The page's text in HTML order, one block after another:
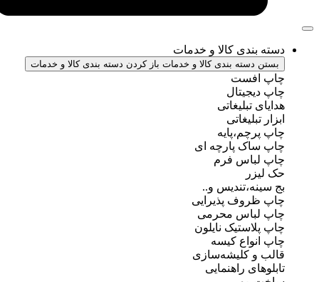
کالا و خدمات
بندی کالا و خدمات باز کردن دسته بندی کالا و خدمات
پارچه ای
فرم
و..
پذیرایی
محرمی
نایلون
کیسه
کلیشه‌سازی
راهنمایی